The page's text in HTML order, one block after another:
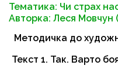
Тематика: Чи страх
Авторка: Леся Мовчун
Методичка до
Текст 1. Так. Варто